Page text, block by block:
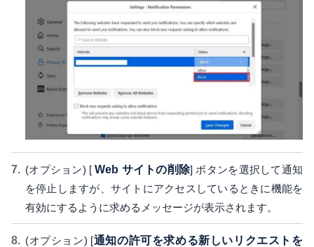
(オプション) [Web サイトの削除] ボタンを選択して通知
を停止しますが、サイトにアクセスしているときに機能を
有効にするように求めるメッセージが表示されます。
(オプション) [通知の許可を求める新しいリクエストを